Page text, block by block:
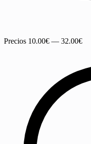
Precios 10.00€ — 32.00€